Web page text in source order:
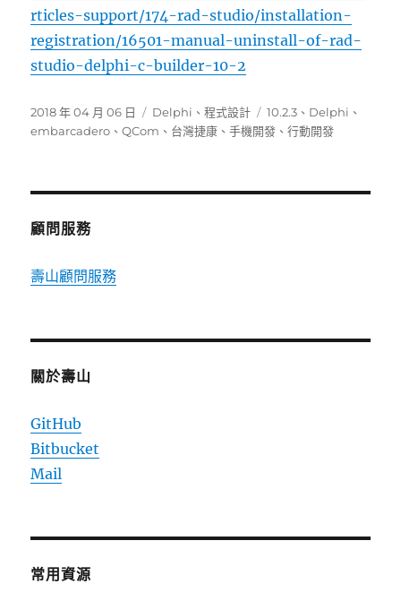
rticles-support/174-rad-studio/installation-
registration/16501-manual-uninstall-of-rad-
studio-delphi-c-builder-10-2
發
佈
2018 年 04 月 06 日
分
類
Delphi 、程式設計
標
籤
10.2.3 、 Delphi 、
embarcadero 、QCom 、 台灣捷康 、手機開發 、行動開發
顧問服務
壽山顧問服務
關於壽山
GitHub
Bitbucket
Mail
常用資源